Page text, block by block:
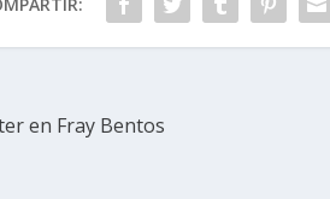
en Fray Bentos